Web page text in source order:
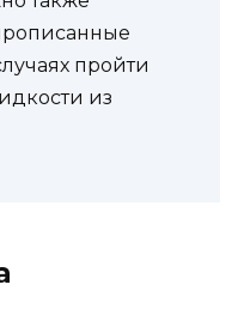
пройти
из